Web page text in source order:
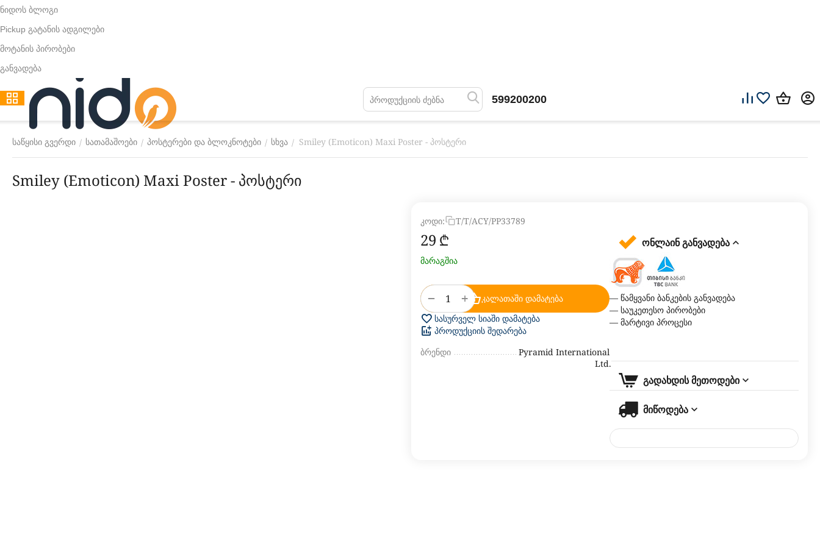
ნიდოს ბლოგი
Pickup გატანის ადგილები
მოტანის პირობები
განვადება
599200200
საწყისი გვერდი / სათამაშოები / პოსტერები და ბლოკნოტები / სხვა / Smiley (Emoticon) Maxi Poster - პოსტერი
Smiley (Emoticon) Maxi Poster - პოსტერი
კოდი: T/T/ACY/PP33789
‍29‍ ₾
მარაგშია
+
− კალათაში დამატება
სასურველ სიაში დამატება
პროდუქციის შედარება
ბრენდი
Pyramid International
Ltd.
ონლაინ განვადება
— წამყვანი ბანკების განვადება
— საუკეთესო პირობები
— მარტივი პროცესი
გადახდის მეთოდები
მიწოდება